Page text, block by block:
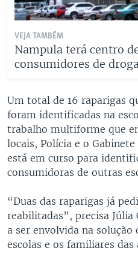
VEJA TAMBÉM
Nampula terá centro
consumidores de
Um total de 16 raparigas
foram identificadas na
trabalho multiforme que
locais, Polícia e o
está em curso para
consumidoras de outras
“Duas das raparigas já
reabilitadas”, precisa Júlia
a ser envolvida na solução
escolas e os familiares das